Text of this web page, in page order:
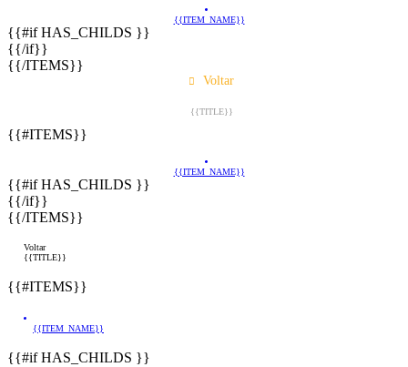
{{ITEM_NAME}}
{{#if HAS_CHILDS }}
{{/if}}
{{/ITEMS}}
Voltar
{{TITLE}}
{{#ITEMS}}
{{ITEM_NAME}}
{{#if HAS_CHILDS }}
{{/if}}
{{/ITEMS}}
Voltar
{{TITLE}}
{{#ITEMS}}
{{ITEM_NAME}}
{{#if HAS_CHILDS }}